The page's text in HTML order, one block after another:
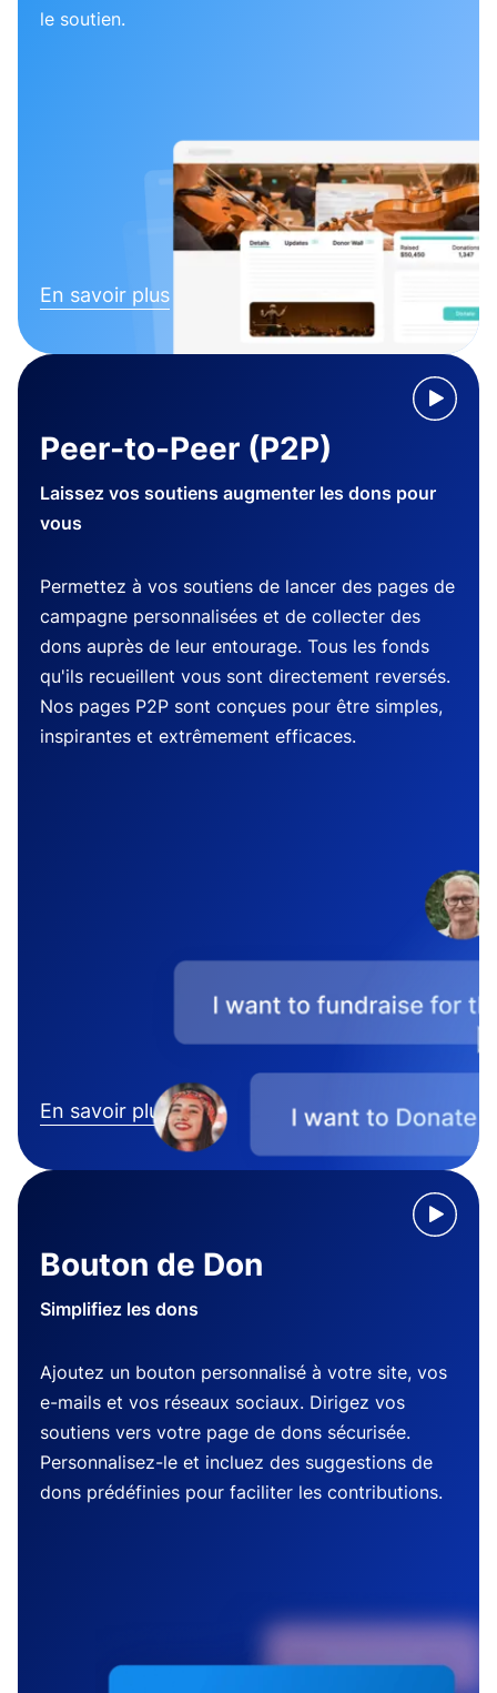
le soutien.
En savoir plus
Peer-to-Peer (P2P)
Laissez vos soutiens augmenter les dons pour
vous
Permettez à vos soutiens de lancer des pages de
campagne personnalisées et de collecter des
dons auprès de leur entourage. Tous les fonds
qu'ils recueillent vous sont directement reversés.
Nos pages P2P sont conçues pour être simples,
inspirantes et extrêmement efficaces.
En savoir plus
Bouton de Don
Simplifiez les dons
Ajoutez un bouton personnalisé à votre site, vos
e-mails et vos réseaux sociaux. Dirigez vos
soutiens vers votre page de dons sécurisée.
Personnalisez-le et incluez des suggestions de
dons prédéfinies pour faciliter les contributions.